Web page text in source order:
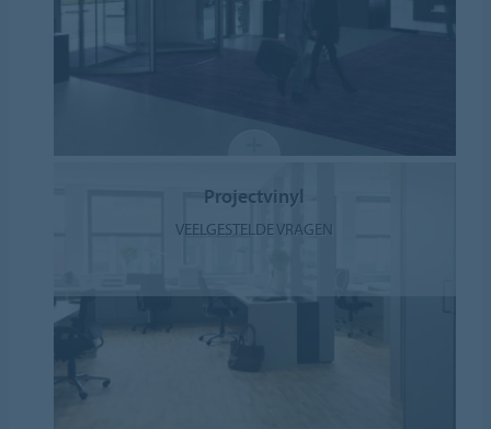
Projectvinyl
VEELGESTELDE VRAGEN